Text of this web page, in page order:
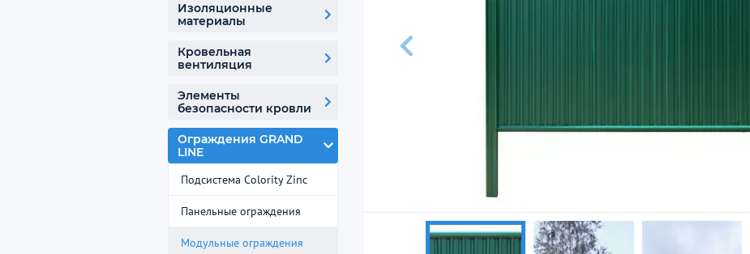
Изоляционные
материалы
Кровельная
вентиляция
Элементы
безопасности кровли
Ограждения GRAND
LINE
Подсистема Colority Zinc
Панельные ограждения
Модульные ограждения